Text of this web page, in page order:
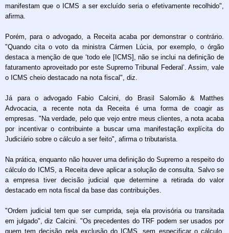
manifestam que o ICMS a ser excluído seria o efetivamente recolhido",
afirma.
Porém, para o advogado, a Receita acaba por demonstrar o contrário.
"Quando cita o voto da ministra Cármen Lúcia, por exemplo, o órgão
destaca a menção de que ‘todo ele [ICMS], não se inclui na definição de
faturamento aproveitado por este Supremo Tribunal Federal’. Assim, vale
o ICMS cheio destacado na nota fiscal", diz.
Já para o advogado Fabio Calcini, do Brasil Salomão & Matthes
Advocacia, a recente nota da Receita é uma forma de coagir as
empresas. "Na verdade, pelo que vejo entre meus clientes, a nota acaba
por incentivar o contribuinte a buscar uma manifestação explícita do
Judiciário sobre o cálculo a ser feito", afirma o tributarista.
Na prática, enquanto não houver uma definição do Supremo a respeito do
cálculo do ICMS, a Receita deve aplicar a solução de consulta. Salvo se
a empresa tiver decisão judicial que determine a retirada do valor
destacado em nota fiscal da base das contribuições.
"Ordem judicial tem que ser cumprida, seja ela provisória ou transitada
em julgado", diz Calcini. "Os precedentes do TRF podem ser usados por
quem tem decisão pela exclusão do ICMS, sem especificar o cálculo,